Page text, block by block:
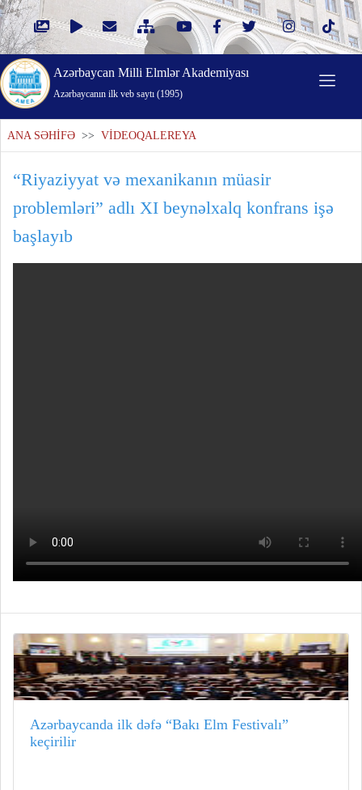
Azərbaycan Milli Elmlər Akademiyası
Azərbaycanın ilk veb saytı (1995)
ANA SƏHİFƏ >> VİDEOQALEREYA
“Riyaziyyat və mexanikanın müasir
problemləri” adlı XI beynəlxalq konfrans işə
başlayıb
Azərbaycanda ilk dəfə “Bakı Elm Festivalı”
keçirilir